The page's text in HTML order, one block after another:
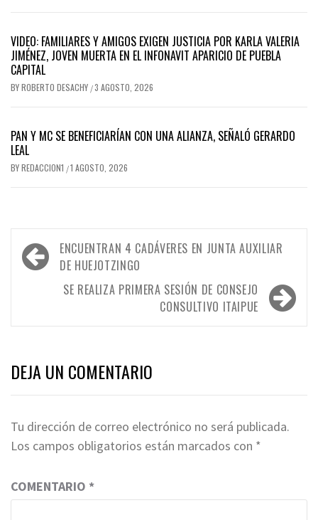
VIDEO: FAMILIARES Y AMIGOS EXIGEN JUSTICIA POR KARLA VALERIA
JIMÉNEZ, JOVEN MUERTA EN EL INFONAVIT APARICIO DE PUEBLA
CAPITAL
BYROBERTO DESACHY /3 AGOSTO, 2026
PAN Y MC SE BENEFICIARÍAN CON UNA ALIANZA, SEÑALÓ GERARDO
LEAL
BYREDACCION1 /1 AGOSTO, 2026
Navegación
de
entradas
ENCUENTRAN 4 CADÁVERES EN JUNTA AUXILIAR
DE HUEJOTZINGO
SE REALIZA PRIMERA SESIÓN DE CONSEJO
CONSULTIVO ITAIPUE
DEJA UN COMENTARIO
Tu dirección de correo electrónico no será publicada.
Los campos obligatorios están marcados con *
COMENTARIO *